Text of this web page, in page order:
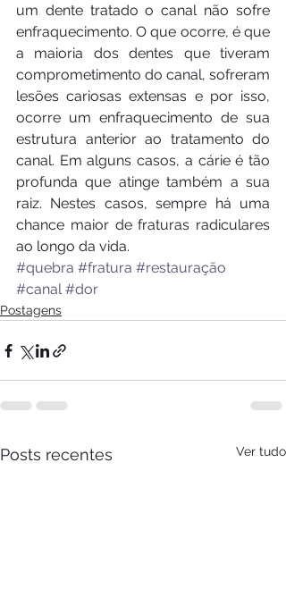
um dente tratado o canal não sofre
enfraquecimento. O que ocorre, é que
a maioria dos dentes que tiveram
comprometimento do canal, sofreram
lesões cariosas extensas e por isso,
ocorre um enfraquecimento de sua
estrutura anterior ao tratamento do
canal. Em alguns casos, a cárie é tão
profunda que atinge também a sua
raiz. Nestes casos, sempre há uma
chance maior de fraturas radiculares
ao longo da vida.
#quebra #fratura #restauração
#canal #dor
Postagens
Posts recentes Ver tudo